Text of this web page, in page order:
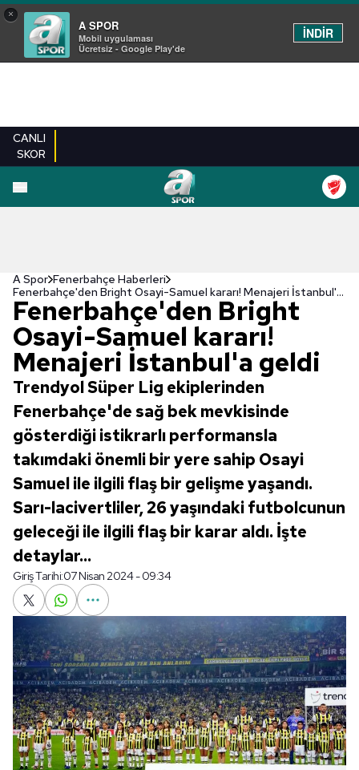
×
A SPOR
Mobil uygulaması
Ücretsiz - Google Play'de
İNDİR
CANLI
SKOR
A Spor Fenerbahçe Haberleri
Fenerbahçe'den Bright Osayi-Samuel kararı! Menajeri İstanbul'a geldi
Fenerbahçe'den Bright
Osayi-Samuel kararı!
Menajeri İstanbul'a geldi
Trendyol Süper Lig ekiplerinden
Fenerbahçe'de sağ bek mevkisinde
gösterdiği istikrarlı performansla
takımdaki önemli bir yere sahip Osayi
Samuel ile ilgili flaş bir gelişme yaşandı.
Sarı-lacivertliler, 26 yaşındaki futbolcunun
geleceği ile ilgili flaş bir karar aldı. İşte
detaylar...
Giriş Tarihi:07 Nisan 2024 - 09:34